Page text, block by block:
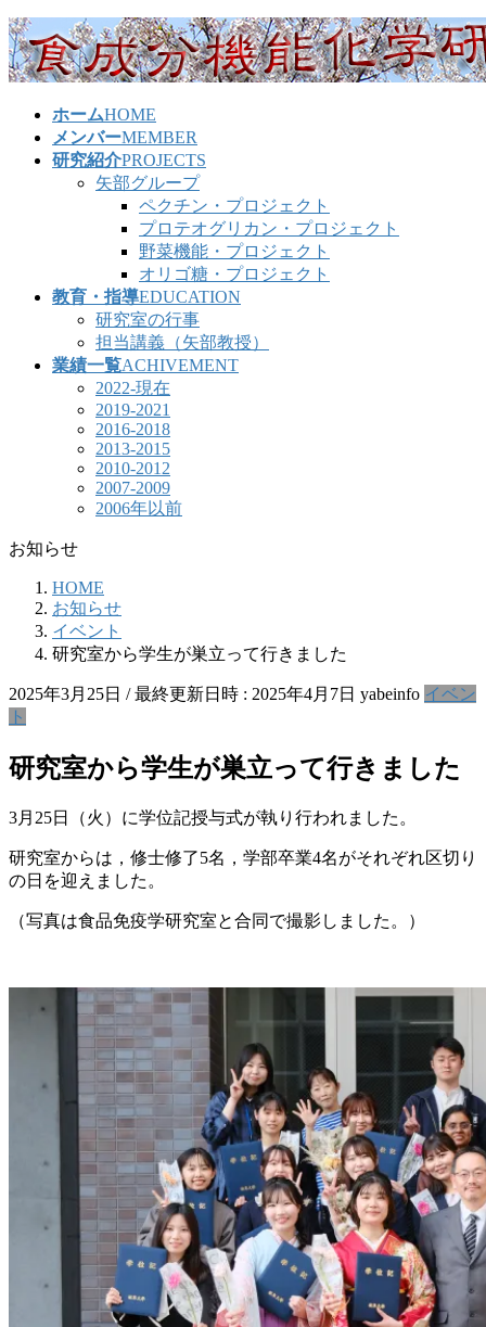
コ
ン
テ
ナ
ビ
ゲ
ホームHOME
メンバーMEMBER
研究紹介PROJECTS
矢部グループ
ペクチン・プロジェクト
プロテオグリカン・プロジェクト
野菜機能・プロジェクト
オリゴ糖・プロジェクト
教育・指導EDUCATION
研究室の行事
担当講義（矢部教授）
業績一覧ACHIVEMENT
2022-現在
2019-2021
2016-2018
2013-2015
2010-2012
2007-2009
2006年以前
お知らせ
HOME
お知らせ
イベント
研究室から学生が巣立って行きました
2025年3月25日 / 最終更新日時 : 2025年4月7日 yabeinfo イベン
ト
研究室から学生が巣立って行きました
3月25日（火）に学位記授与式が執り行われました。
研究室からは，修士修了5名，学部卒業4名がそれぞれ区切り
の日を迎えました。
（写真は食品免疫学研究室と合同で撮影しました。）